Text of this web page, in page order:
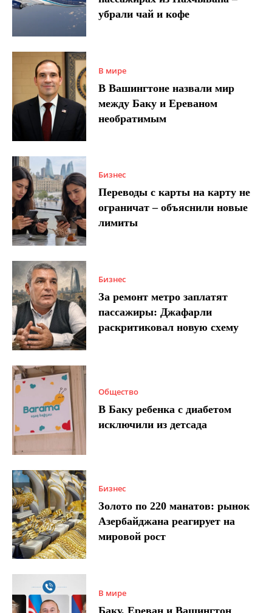
убрали чай и кофе
В мире
В Вашингтоне назвали мир
между Баку и Ереваном
необратимым
Бизнес
Переводы с карты на карту не
ограничат – объяснили новые
лимиты
Бизнес
За ремонт метро заплатят
пассажиры: Джафарли
раскритиковал новую схему
Общество
В Баку ребенка с диабетом
исключили из детсада
Бизнес
Золото по 220 манатов: рынок
Азербайджана реагирует на
мировой рост
В мире
Баку, Ереван и Вашингтон